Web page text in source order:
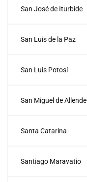
San José de Iturbide
San Luis de la Paz
San Luis Potosí
San Miguel de Allende
Santa Catarina
Santiago Maravatio